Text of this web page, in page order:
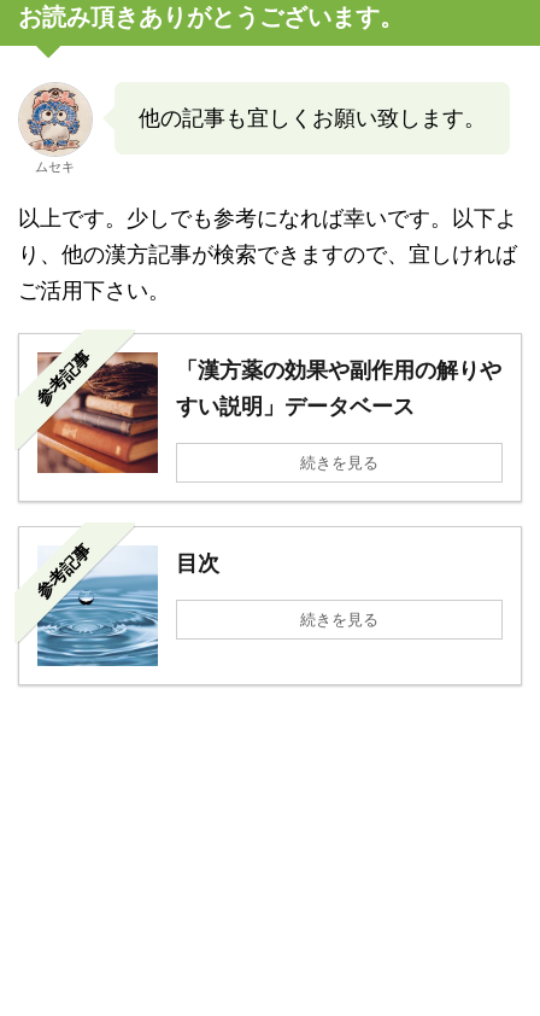
お読み頂きありがとうございます。
ムセキ
他の記事も宜しくお願い致します。
以上です。少しでも参考になれば幸いです。以下よ
り、他の漢方記事が検索できますので、宜しければ
ご活用下さい。
参考記事
「漢方薬の効果や副作用の解りや
すい説明」データベース
続きを見る
参考記事 目次
続きを見る